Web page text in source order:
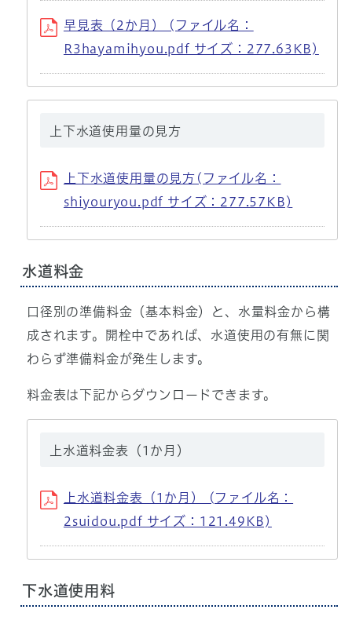
早見表（2か月） (ファイル名：
R3hayamihyou.pdf サイズ：277.63KB)
上下水道使用量の見方
上下水道使用量の見方(ファイル名：
shiyouryou.pdf サイズ：277.57KB)
水道料金
口径別の準備料金（基本料金）と、水量料金から構
成されます。開栓中であれば、水道使用の有無に関
わらず準備料金が発生します。
料金表は下記からダウンロードできます。
上水道料金表（1か月）
上水道料金表（1か月） (ファイル名：
2suidou.pdf サイズ：121.49KB)
下水道使用料